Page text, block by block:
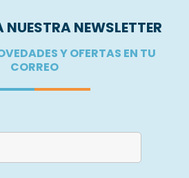
NUESTRA NEWSLETTER
Y OFERTAS EN TU
CORREO